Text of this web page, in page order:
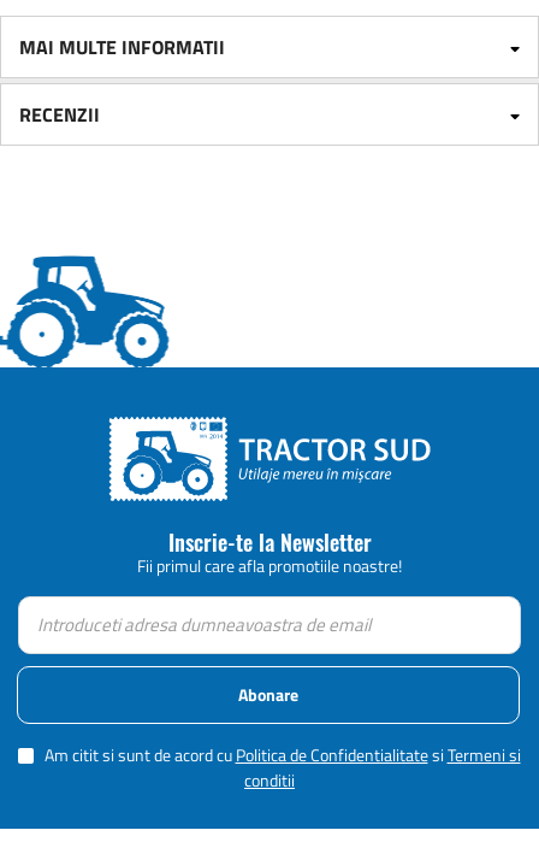
MAI MULTE INFORMATII
RECENZII
Inscrie-te la Newsletter
Fii primul care afla promotiile noastre!
Abonare
Am citit si sunt de acord cuPolitica de ConfidentialitatesiTermeni si
conditii